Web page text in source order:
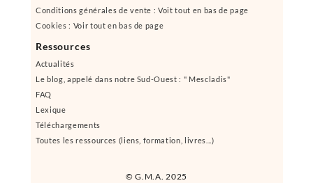
© G.M.A. 2025
Conditions générales de vente : Voit tout en bas de page
Cookies : Voir tout en bas de page
Ressources
Actualités
Le blog, appelé dans notre Sud-Ouest : " Mescladis"
FAQ
Lexique
Téléchargements
Toutes les ressources (liens, formation, livres...)